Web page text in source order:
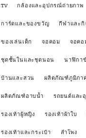
TV กล้องและอุปกรณ์ถ่ายภาพ
การ์ดและของขวัญ กีฬาและกิ
ของเล่นเด็ก จอคอม จอคอ
ชุดชั้นในและชุดนอน นาฬิกา
บ้านและสวน ผลิตภัณฑ์ภูมิภา
ผลิตภัณฑ์อาบน้ำ รถยนต์และ
รองเท้าผู้หญิง รองเท้าผ้าใบ
รองเท้าและกระเป๋า ลำโพง